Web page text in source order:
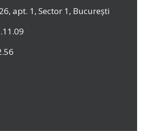
apt. 1, Sector 1, București